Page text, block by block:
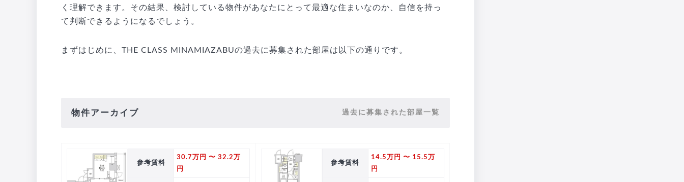
く理解できます。その結果、検討している物件があなたにとって最適な住まいなのか、自信を持っ
て判断できるようになるでしょう。
まずはじめに、THE CLASS MINAMIAZABUの過去に募集された部屋は以下の通りです。
物件アーカイブ 過去に募集された部屋一覧
参考賃料
30.7万円 〜 32.2万
円
参考賃料
14.5万円 〜 15.5万
円